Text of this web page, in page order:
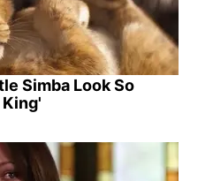
Simba Look So